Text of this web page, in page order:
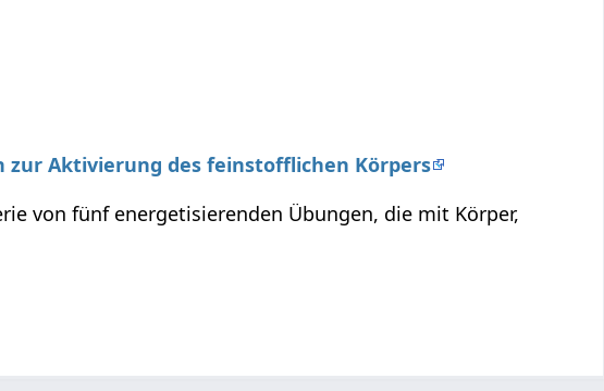
zur Aktivierung des feinstofflichen Körpers
von fünf energetisierenden Übungen, die mit Körper,